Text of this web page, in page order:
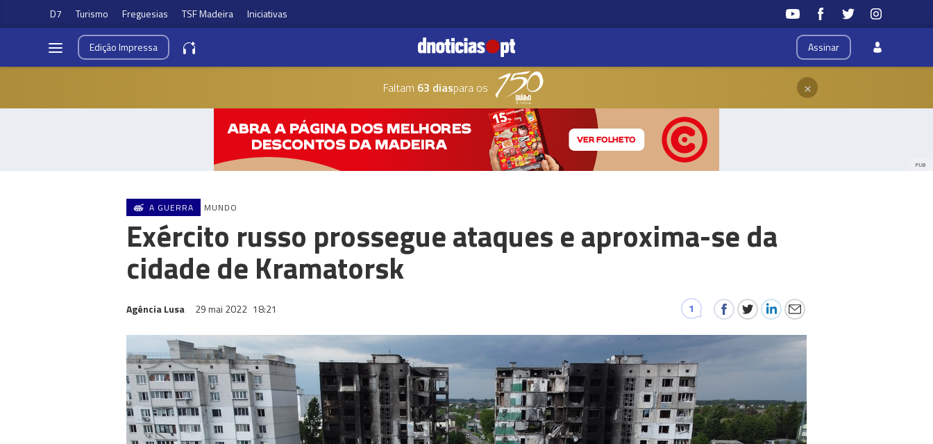
D7 Turismo Freguesias TSF Madeira Iniciativas
Assinar
EdiçãoImpressa
Faltam 63 diaspara os ×
PUB
A GUERRA MUNDO
Exército russo prossegue ataques e aproxima-se da
cidade de Kramatorsk
Agência Lusa 29 mai 2022 18:21 1